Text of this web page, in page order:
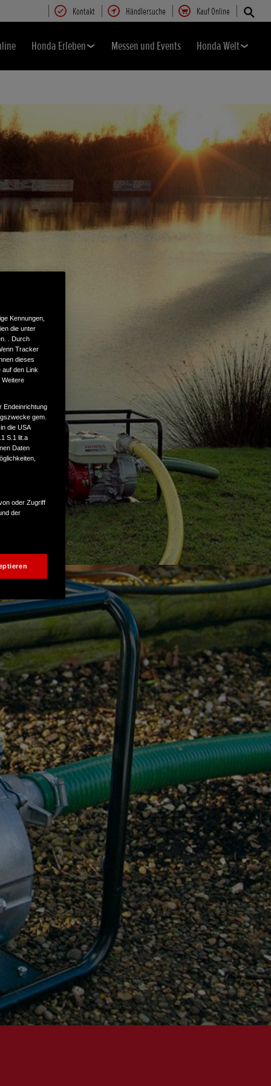
Kontakt Händlersuche Kauf Online
Honda Erleben Messen und Events Honda Welt
Kennungen,
die unter
. Durch
Tracker
dieses
auf den Link
Weitere
Endeinrichtung
gem.
die USA
S.1 lit.a
Daten
oder Zugriff
der